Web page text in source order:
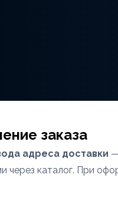
заказа
адреса доставки
через каталог. При